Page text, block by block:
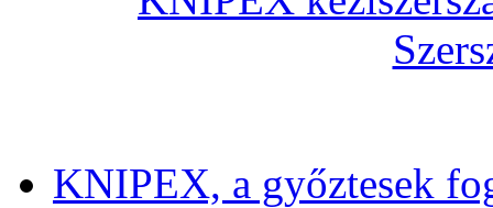
KNIPEX, a győztesek